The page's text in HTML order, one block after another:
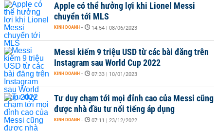
Apple có thể hưởng lợi khi Lionel Messi
chuyển tới MLS
KINH DOANH - 14:54 | 08/06/2023
Messi kiếm 9 triệu USD từ các bài đăng trên
Instagram sau World Cup 2022
KINH DOANH - 07:33 | 10/01/2023
Tư duy chạm tới mọi đỉnh cao của Messi cũng
được nhà đầu tư nổi tiếng áp dụng
KINH DOANH - 07:11 | 23/12/2022